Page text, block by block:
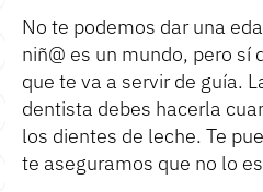
No te podemos dar una
niñ@ es un mundo, pero sí
que te va a servir de guía.
dentista debes hacerla
los dientes de leche. Te
te aseguramos que no lo